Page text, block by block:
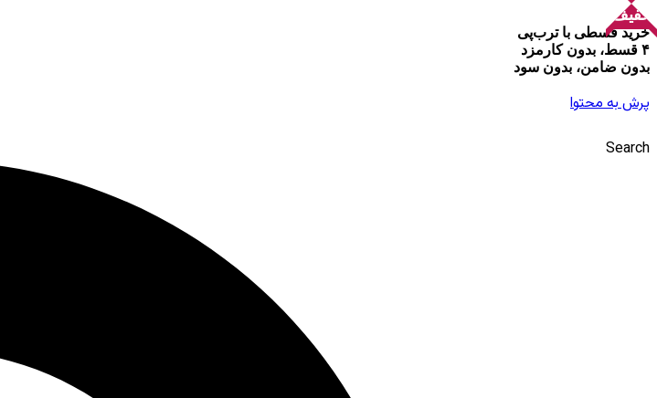
خرید قسطی با ترب‌پی
۴ قسط، بدون کارمزد
بدون ضامن، بدون سود
پرش به محتوا
Search
تخفیف!